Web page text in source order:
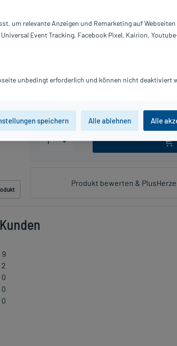
inkl. MwSt. zzgl.Versandkosten
Produkt bewerten &
9
2
0
0
0
um relevante Anzeigen und Remarketing auf Webseiten
Event Tracking, Facebook Pixel, Kairion,
unbedingt erforderlich und können nicht deaktiviert
speichern Alle ablehnen Alle